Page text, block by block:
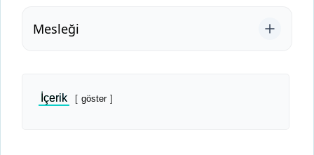
Mesleği
İçerik göster